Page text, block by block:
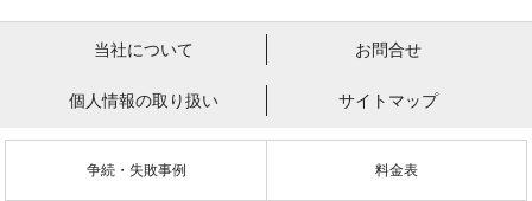
当社について お問合せ
個人情報の取り扱い サイトマップ
争続・失敗事例 料金表